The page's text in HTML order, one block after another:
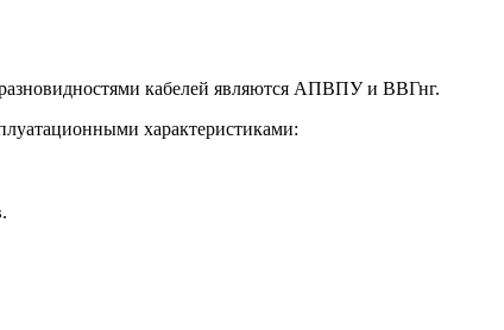
кабелей являются АПВПУ и ВВГнг.
характеристиками: